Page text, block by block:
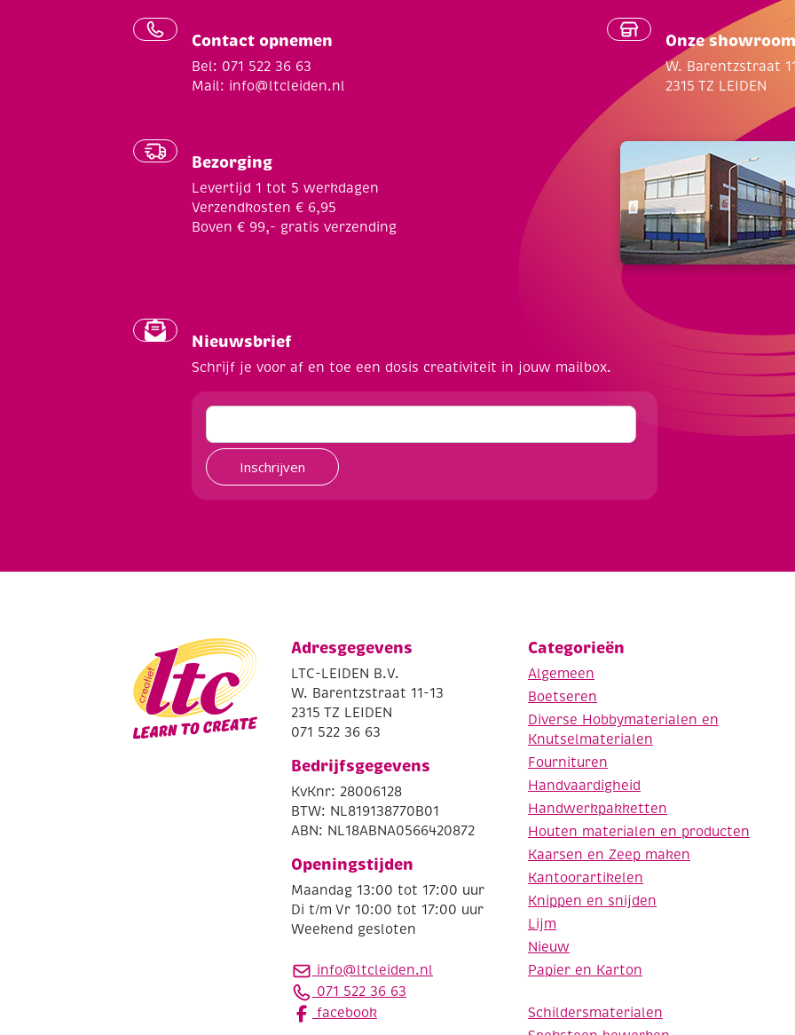
Contact opnemen
Bel: 071 522 36 63
Mail: info@ltcleiden.nl
Bezorging
Levertijd 1 tot 5 werkdagen
Verzendkosten € 6,95
Boven € 99,- gratis verzending
Onze showroom
W. Barentzstraat
2315 TZ LEIDEN
Nieuwsbrief
Schrijf je voor af en toe een dosis creativiteit in jouw mailbox.
Inschrijven
Adresgegevens
LTC-LEIDEN B.V.
W. Barentzstraat 11-13
2315 TZ LEIDEN
071 522 36 63
Bedrijfsgegevens
KvKnr: 28006128
BTW: NL819138770B01
ABN: NL18ABNA0566420872
Openingstijden
Maandag 13:00 tot 17:00 uur
Di t/m Vr 10:00 tot 17:00 uur
Weekend gesloten
info@ltcleiden.nl
071 522 36 63
facebook
Categorieën
Algemeen
Boetseren
Diverse Hobbymaterialen en
Knutselmaterialen
Fournituren
Handvaardigheid
Handwerkpakketten
Houten materialen en producten
Kaarsen en Zeep maken
Kantoorartikelen
Knippen en snijden
Lijm
Nieuw
Papier en Karton
Schildersmaterialen